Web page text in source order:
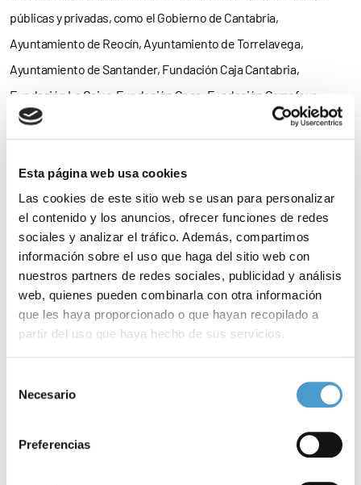
Esta página web usa cookies
Las cookies de este sitio web se usan para personalizar
el contenido y los anuncios, ofrecer funciones de redes
sociales y analizar el tráfico. Además, compartimos
información sobre el uso que haga del sitio web con
nuestros partners de redes sociales, publicidad y análisis
web, quienes pueden combinarla con otra información
que les haya proporcionado o que hayan recopilado a
partir del uso que haya hecho de sus servicios.
de cookies
Necesario
Preferencias
públicas y privadas, como el Gobierno de Cantabria,
Ayuntamiento de Reocín, Ayuntamiento de Torrelavega,
Ayuntamiento de Santander, Fundación Caja Cantabria,
Fundación La Caixa, Fundación Once, Fundación Carrefour,
Fundación Mapfre, Fundación Inocente Inocente, COCEMFE
Física y Orgánica), FEDER (Federación Española de
Enfermedades Raras), FEDERAS (Federación Española Síndrome
de Noonan y otras RASopatías), Estudio de Danza Elena Herrera,
Escuela de Danza Flic Flac, SOGEMA, comercios locales y familias
personas solidarias.
relacionadas